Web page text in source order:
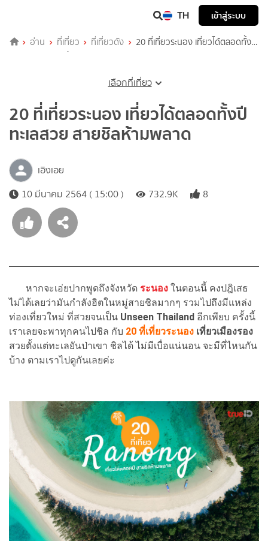
TH เข้าสู่ระบบ
อ่าน ที่เที่ยว ที่เที่ยวดัง
20 ที่เที่ยวระนอง เที่ยวได้ตลอดทั้งปี
ทะเลสวย สายชิลห้ามพลาด
เลือกที่เที่ยว
20 ที่เที่ยวระนอง เที่ยวได้ตลอดทั้งปี
ทะเลสวย สายชิลห้ามพลาด
เอิงเอย
10 มีนาคม 2564 ( 15:00 )
732.9K 8
หากจะเอ่ยปากพูดถึงจังหวัด ระนอง ในตอนนี้ คงปฎิเสธ
ไม่ได้เลยว่ามันกำลังฮิตในหมู่สายชิลมากๆ รวมไปถึงมีแหล่ง
ท่องเที่ยวใหม่ ที่สวยจนเป็น Unseen Thailand อีกเพียบ ครั้งนี้
เราเลยจะพาทุกคนไปชิล กับ 20 ที่เที่ยวระนอง เที่ยวเมืองรอง
สวยตั้งแต่ทะเลยันป่าเขา ชิลได้ ไม่มีเบื่อแน่นอน จะมีที่ไหนกัน
บ้าง ตามเราไปดูกันเลยค่ะ